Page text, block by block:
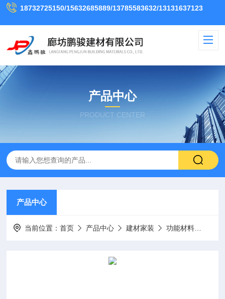
18732725150/15632685889/13785583632/13131637123
产品中心
PRODUCT CENTER
产品中心
当前位置：首页 产品中心 建材家装 功能材料